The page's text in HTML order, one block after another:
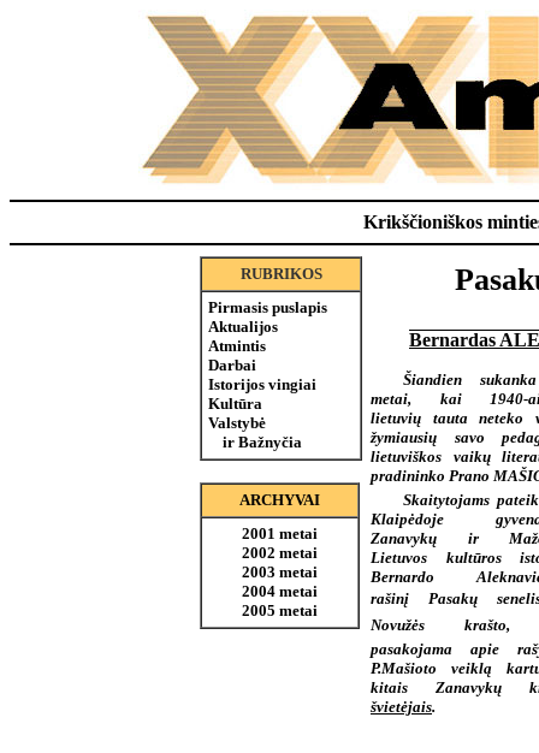
Krikščioniškos
RUBRIKOS
Pirmasis puslapis
Aktualijos
Atmintis
Darbai
Istorijos vingiai
Kultūra
Valstybė
ir Bažnyčia
ARCHYVAI
2001 metai
2002 metai
2003 metai
2004 metai
2005 metai
Bernardas
Šiandien
metai, kai 1940-
lietuvių tauta neteko
žymiausių savo
lietuviškos vaikų
pradininko Prano
Skaitytojams
Klaipėdoje
Zanavykų ir
Lietuvos kultūros
Bernardo
rašinį Pasakų
Novužės
pasakojama apie
P.Mašioto veiklą
kitais Zanavykų
švietėjais.